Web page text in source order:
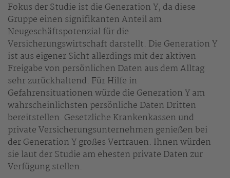
Fokus der Studie ist die Generation Y, da diese
Gruppe einen signifikanten Anteil am
Neugeschäftspotenzial für die
Versicherungswirtschaft darstellt. Die Generation Y
ist aus eigener Sicht allerdings mit der aktiven
Freigabe von persönlichen Daten aus dem Alltag
sehr zurückhaltend. Für Hilfe in
Gefahrensituationen würde die Generation Y am
wahrscheinlichsten persönliche Daten Dritten
bereitstellen. Gesetzliche Krankenkassen und
private Versicherungsunternehmen genießen bei
der Generation Y großes Vertrauen. Ihnen würden
sie laut der Studie am ehesten private Daten zur
Verfügung stellen.